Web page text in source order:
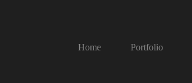
Home Portfolio